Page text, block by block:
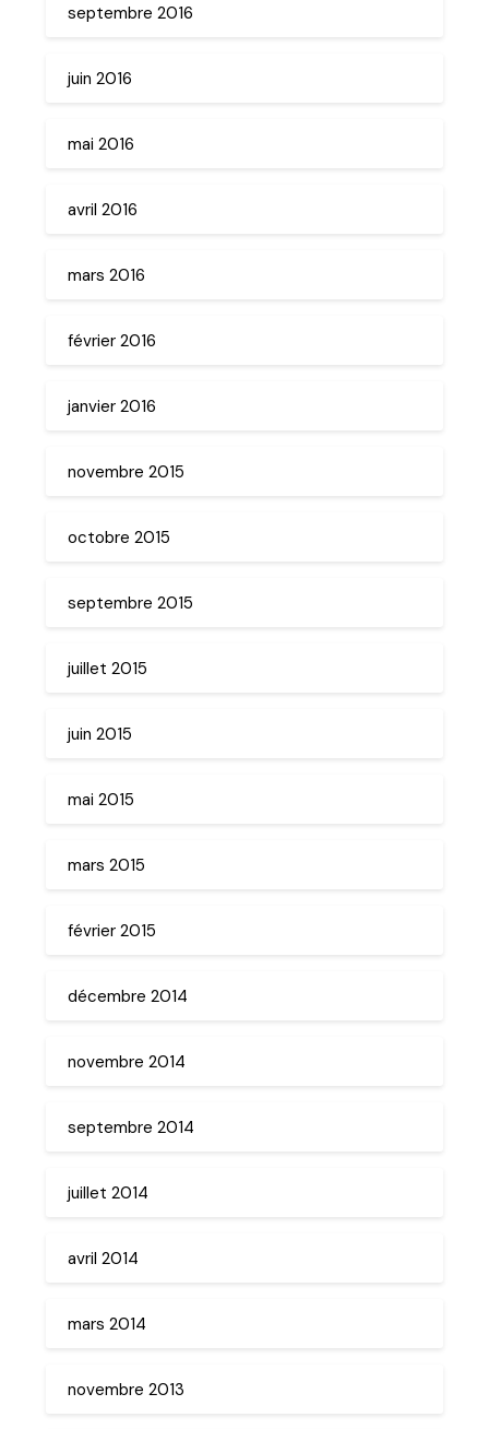
septembre 2016
juin 2016
mai 2016
avril 2016
mars 2016
février 2016
janvier 2016
novembre 2015
octobre 2015
septembre 2015
juillet 2015
juin 2015
mai 2015
mars 2015
février 2015
décembre 2014
novembre 2014
septembre 2014
juillet 2014
avril 2014
mars 2014
novembre 2013